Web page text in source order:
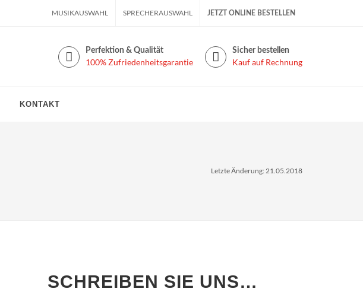
MUSIKAUSWAHL SPRECHERAUSWAHL JETZT ONLINE BESTELLEN
Perfektion & Qualität
100% Zufriedenheitsgarantie
Sicher bestellen
Kauf auf Rechnung
KONTAKT
Letzte Änderung: 21.05.2018
SCHREIBEN SIE UNS…